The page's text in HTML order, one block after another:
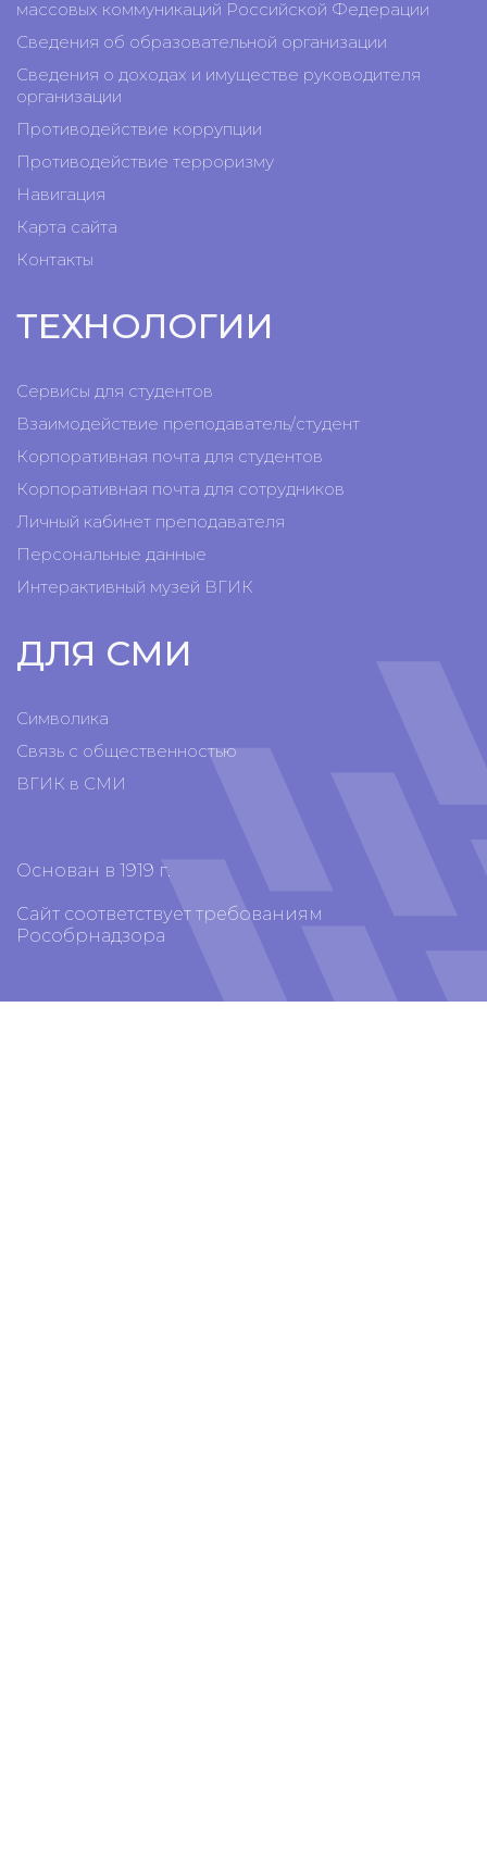
массовых коммуникаций Российской Федерации
Сведения об образовательной организации
Сведения о доходах и имуществе руководителя
организации
Противодействие коррупции
Противодействие терроризму
Навигация
Карта сайта
Контакты
ТЕХНОЛОГИИ
Сервисы для студентов
Взаимодействие преподаватель/студент
Корпоративная почта для студентов
Корпоративная почта для сотрудников
Личный кабинет преподавателя
Персональные данные
Интерактивный музей ВГИК
ДЛЯ СМИ
Символика
Связь с общественностью
ВГИК в СМИ
Основан в 1919 г.
Сайт соответствует требованиям
Рособрнадзора